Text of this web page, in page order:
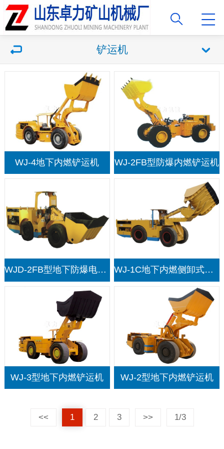
铲运机
WJ-4地下内燃铲运机 WJ-2FB型防爆内燃铲运机
WJD-2FB型地下防爆电动铲运机 WJ-1C地下内燃侧卸式铲运机
WJ-3型地下内燃铲运机 WJ-2型地下内燃铲运机
<< 1 2 3 >> 1/3